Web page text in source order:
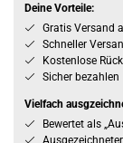
Deine Vorteile:
Gratis Versand
Schneller
Kostenlose
Sicher bezahlen
Vielfach
Bewertet als